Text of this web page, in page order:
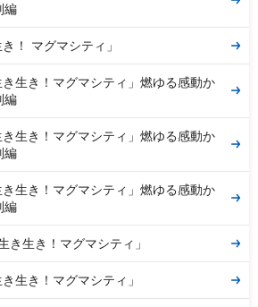
編
！ マグマシティ」
生き！マグマシティ」燃ゆる感動か
編
生き！マグマシティ」燃ゆる感動か
編
生き！マグマシティ」燃ゆる感動か
編
き生き！マグマシティ」
生き！マグマシティ」